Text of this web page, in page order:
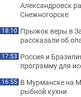
Александровск
Снежногорске
18:10 Прыжок веры в
рассказали об
17:53 Россия и
программу для
16:55 В Мурманске на
рыбной кухни